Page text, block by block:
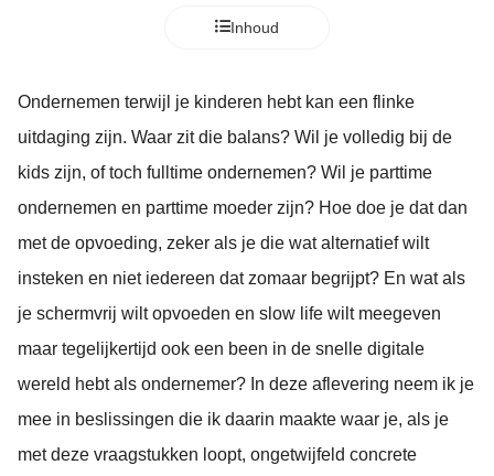
Inhoud
Ondernemen terwijl je kinderen hebt kan een flinke
uitdaging zijn. Waar zit die balans? Wil je volledig bij de
kids zijn, of toch fulltime ondernemen? Wil je parttime
ondernemen en parttime moeder zijn? Hoe doe je dat dan
met de opvoeding, zeker als je die wat alternatief wilt
insteken en niet iedereen dat zomaar begrijpt? En wat als
je schermvrij wilt opvoeden en slow life wilt meegeven
maar tegelijkertijd ook een been in de snelle digitale
wereld hebt als ondernemer? In deze aflevering neem ik je
mee in beslissingen die ik daarin maakte waar je, als je
met deze vraagstukken loopt, ongetwijfeld concrete